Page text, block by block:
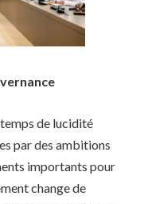
temps de lucidité
par des ambitions
importants pour
change de